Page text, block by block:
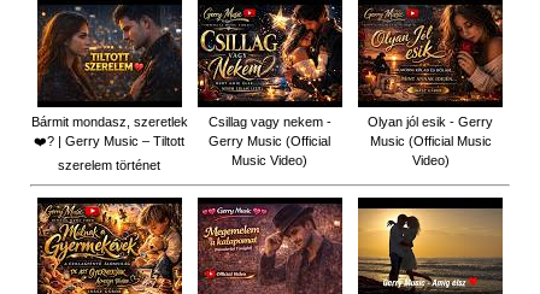
Bármit mondasz, szeretlek
❤️‍? | Gerry Music – Tiltott
szerelem történet
Csillag vagy nekem -
Gerry Music (Official
Music Video)
Olyan jól esik - Gerry
Music (Official Music
Video)